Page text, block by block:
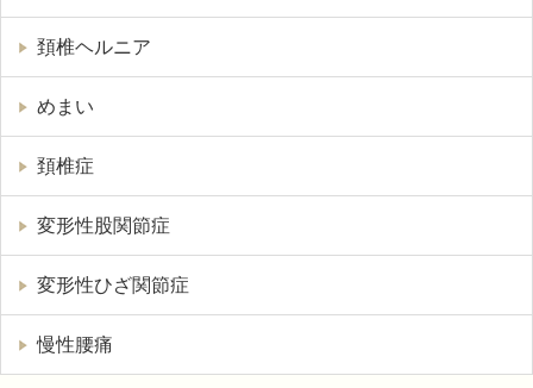
頚椎ヘルニア
めまい
頚椎症
変形性股関節症
変形性ひざ関節症
慢性腰痛